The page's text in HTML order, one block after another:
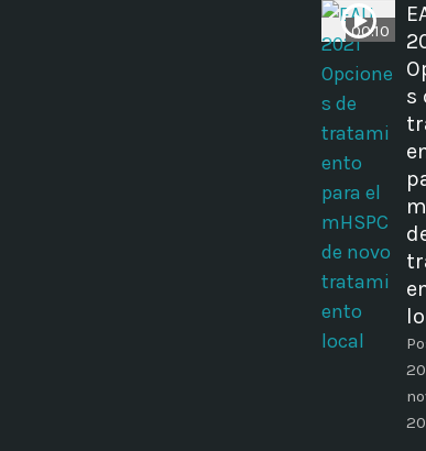
00:10
s
20